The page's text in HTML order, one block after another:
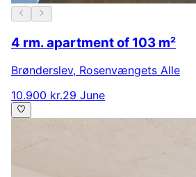
4 rm. apartment of 103 m²
Brønderslev, Rosenvængets Alle
10.900 kr.29 June